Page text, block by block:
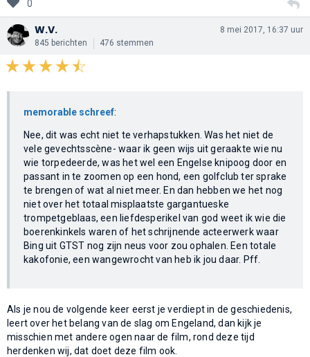
0
W.V.
845 berichten 476 stemmen
8 mei 2017, 16:37 uur
memorable schreef:
Nee, dit was echt niet te verhapstukken. Was het niet de
vele gevechtsscène- waar ik geen wijs uit geraakte wie nu
wie torpedeerde, was het wel een Engelse knipoog door en
passant in te zoomen op een hond, een golfclub ter sprake
te brengen of wat al niet meer. En dan hebben we het nog
niet over het totaal misplaatste gargantueske
trompetgeblaas, een liefdesperikel van god weet ik wie die
boerenkinkels waren of het schrijnende acteerwerk waar
Bing uit GTST nog zijn neus voor zou ophalen. Een totale
kakofonie, een wangewrocht van heb ik jou daar. Pff.
Als je nou de volgende keer eerst je verdiept in de geschiedenis,
leert over het belang van de slag om Engeland, dan kijk je
misschien met andere ogen naar de film, rond deze tijd
herdenken wij, dat doet deze film ook.